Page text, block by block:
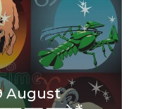
August